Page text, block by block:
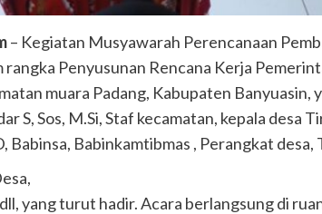
– Kegiatan Musyawarah Perencanaan
Penyusunan Rencana Kerja
muara Padang, Kabupaten Banyuasin,
S, Sos, M.Si, Staf kecamatan, kepala desa
Babinkamtibmas , Perangkat desa,
yang turut hadir. Acara berlangsung di